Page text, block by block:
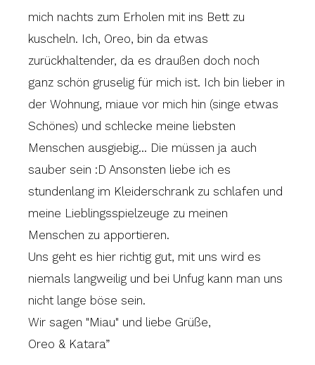
mich nachts zum Erholen mit ins Bett zu
kuscheln. Ich, Oreo, bin da etwas
zurückhaltender, da es draußen doch noch
ganz schön gruselig für mich ist. Ich bin lieber in
der Wohnung, miaue vor mich hin (singe etwas
Schönes) und schlecke meine liebsten
Menschen ausgiebig… Die müssen ja auch
sauber sein :D Ansonsten liebe ich es
stundenlang im Kleiderschrank zu schlafen und
meine Lieblingsspielzeuge zu meinen
Menschen zu apportieren.
Uns geht es hier richtig gut, mit uns wird es
niemals langweilig und bei Unfug kann man uns
nicht lange böse sein.
Wir sagen "Miau" und liebe Grüße,
Oreo & Katara”